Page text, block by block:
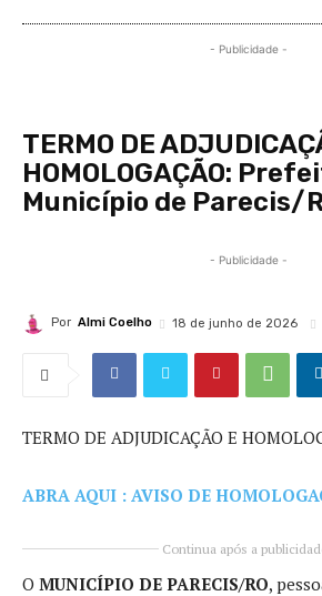
- Publicidade -
TERMO DE
HOMOLOGAÇÃO:
Município de Parecis/
- Publicidade -
Por Almi Coelho 18 de junho de 2026
TERMO DE ADJUDICAÇÃO E
ABRA AQUI : AVISO DE
Continua após a
O MUNICÍPIO DE PARECIS/RO,